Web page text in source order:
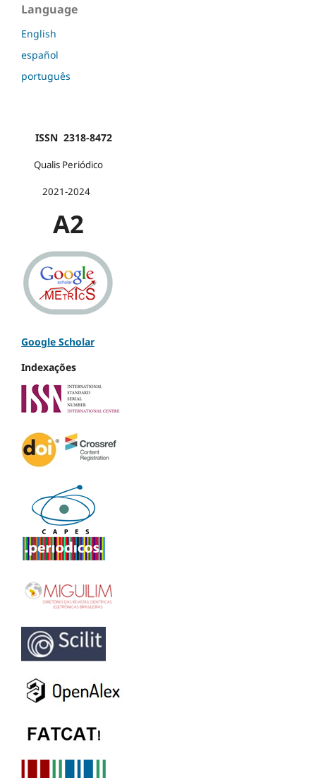
Language
English
español
português
ISSN 2318-8472
Qualis Periódico
2021-2024
A2
Google Scholar
Indexações